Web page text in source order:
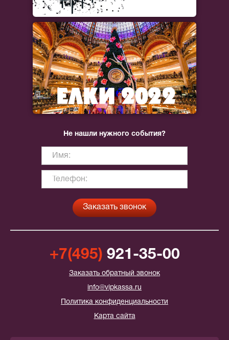
Не нашли нужного события?
+7(495) 921-35-00
Заказать обратный звонок
info@vipkassa.ru
Политика конфиденциальности
Карта сайта